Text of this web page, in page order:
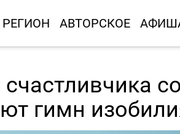
РЕГИОН АВТОРСКОЕ
гимн